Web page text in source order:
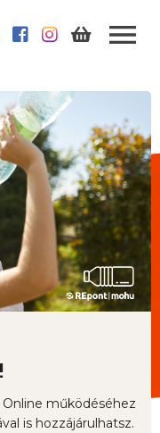
Online működéséhez
is hozzájárulhatsz.